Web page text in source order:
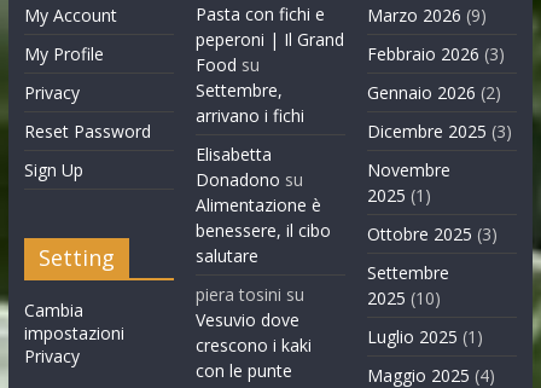
My Account
My Profile
Privacy
Reset Password
Sign Up
Setting
Cambia
impostazioni
Privacy
Pasta con fichi e
peperoni | Il Grand
Food su
Settembre,
arrivano i fichi
Elisabetta
Donadono su
Alimentazione è
benessere, il cibo
salutare
piera tosini su
Vesuvio dove
crescono i kaki
con le punte
Marzo 2026 (9)
Febbraio 2026 (3)
Gennaio 2026 (2)
Dicembre 2025 (3)
Novembre
2025 (1)
Ottobre 2025 (3)
Settembre
2025 (10)
Luglio 2025 (1)
Maggio 2025 (4)